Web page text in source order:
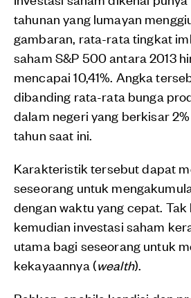
tahunan yang lumayan
gambaran, rata-rata tingkat
saham S&P 500 antara 2013
mencapai 10,41%. Angka
dibanding rata-rata bunga
dalam negeri yang berkisar
tahun saat ini.
Karakteristik tersebut dapat
seseorang untuk
dengan waktu yang cepat. Tak
kemudian investasi saham
utama bagi seseorang untuk
kekayaannya (wealth).